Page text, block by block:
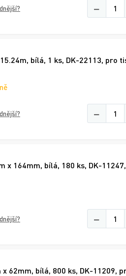
−
bílá, 1 ks, DK-22113, pro
−
x 164mm, bílá, 180 ks, DK-
−
62mm, bílá, 800 ks, DK-11209,